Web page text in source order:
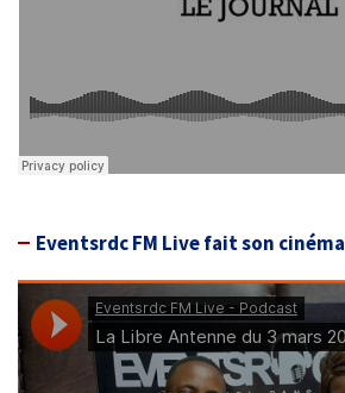
Eventsrdc FM Live fait son cinéma